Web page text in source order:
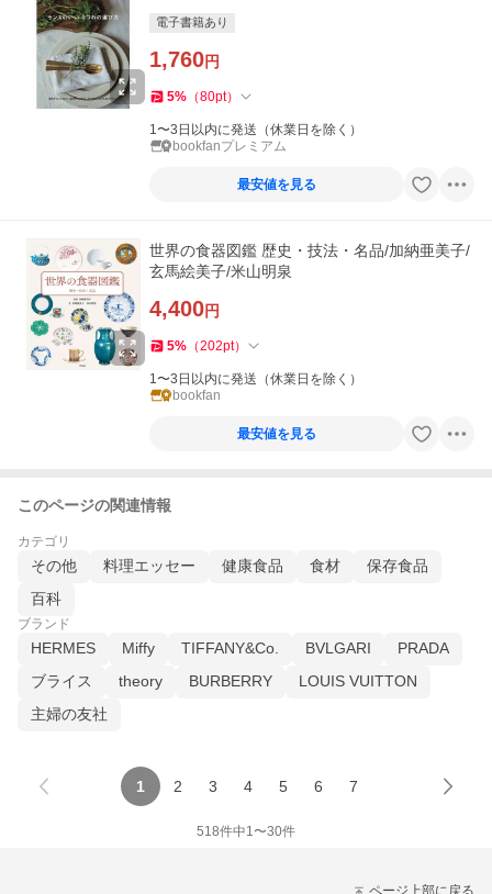
電子書籍あり
1,760円
5% （80pt）
1〜3日以内に発送（休業日を除く）
bookfanプレミアム
最安値を見る
世界の食器図鑑 歴史・技法・名品/加納亜美子/
玄馬絵美子/米山明泉
4,400円
5% （202pt）
1〜3日以内に発送（休業日を除く）
bookfan
最安値を見る
このページの関連情報
カテゴリ
その他 料理エッセー 健康食品 食材
保存食品
百科
ブランド
HERMES Miffy TIFFANY&Co. BVLGARI
PRADA
ブライス
theory BURBERRY
LOUIS VUITTON
主婦の友社
1 2 3 4 5 6 7
518件中1〜30件
ページ上部に戻る